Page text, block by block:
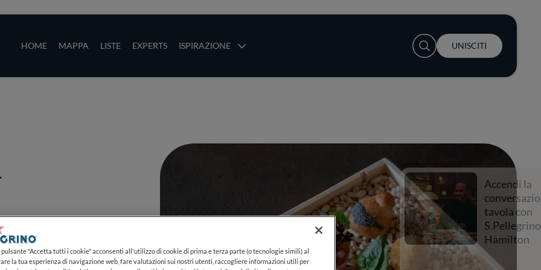
HOME MAPPA LISTE EXPERTS ISPIRAZIONE
User account menu
UNISCITI
Accendi la
conversazione a
tavola con
S.Pellegrino e Lewis
Hamilton
"Accetta tutti i cookie" acconsenti all'utilizzo di cookie di prima e terza parte (o tecnologie simili) al
la tua esperienza di navigazione web, fare valutazioni sui nostri utenti, raccogliere informazioni utili per